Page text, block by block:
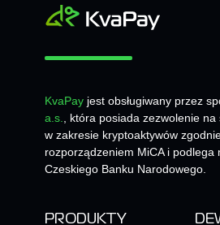
KvaPay jest obsługiwany przez
a.s.
, która posiada zezwolenie na
w zakresie kryptoaktywów
rozporządzeniem MiCA i podlega
Czeskiego Banku Narodowego.
PRODUKTY